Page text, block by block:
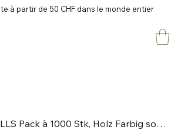
à partir de 50 CHF dans le monde entier
Deko-Picker FRILLS Pack à 1000 Stk, Holz Farbig sortiert, L 6.8cm